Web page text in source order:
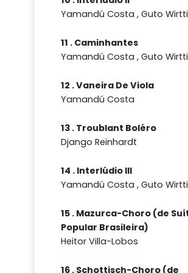
Yamandú Costa , Guto Wirtti
11 . Caminhantes
Yamandú Costa , Guto Wirtti
12 . Vaneira De Viola
Yamandú Costa
13 . Troublant Boléro
Django Reinhardt
14 . Interlúdio III
Yamandú Costa , Guto Wirtti
15 . Mazurca-Choro (de
Popular Brasileira)
Heitor Villa-Lobos
16 . Schottisch-Choro (de